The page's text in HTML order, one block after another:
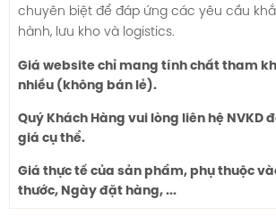
chuyên biệt để đáp ứng các yêu cầu
hành, lưu kho và logistics.
Giá website chỉ mang tính chất tham
nhiều (không bán lẻ).
Quý Khách Hàng vui lòng liên hệ NVKD
giá cụ thể.
Giá thực tế của sản phẩm, phụ thuộc
thước, Ngày đặt hàng, ...